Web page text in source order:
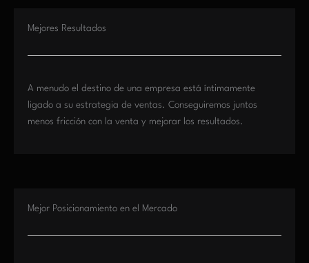
Mejores Resultados
A menudo el destino de una empresa está íntimamente
ligado a su estrategia de ventas. Conseguiremos juntos
menos fricción con la venta y mejorar los resultados.
Mejor Posicionamiento en el Mercado